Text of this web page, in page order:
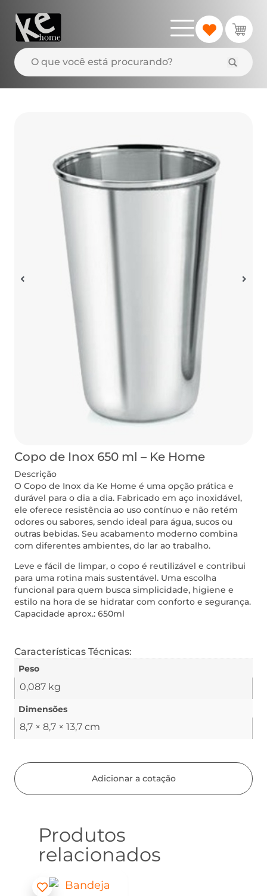
Copo de Inox 650 ml – Ke Home
Descrição
O Copo de Inox da Ke Home é uma opção prática e
durável para o dia a dia. Fabricado em aço inoxidável,
ele oferece resistência ao uso contínuo e não retém
odores ou sabores, sendo ideal para água, sucos ou
outras bebidas. Seu acabamento moderno combina
com diferentes ambientes, do lar ao trabalho.
Leve e fácil de limpar, o copo é reutilizável e contribui
para uma rotina mais sustentável. Uma escolha
funcional para quem busca simplicidade, higiene e
estilo na hora de se hidratar com conforto e segurança.
Capacidade aprox.: 650ml
Características Técnicas:
Peso
0,087 kg
Dimensões
8,7 × 8,7 × 13,7 cm
Adicionar a cotação
Produtos
relacionados